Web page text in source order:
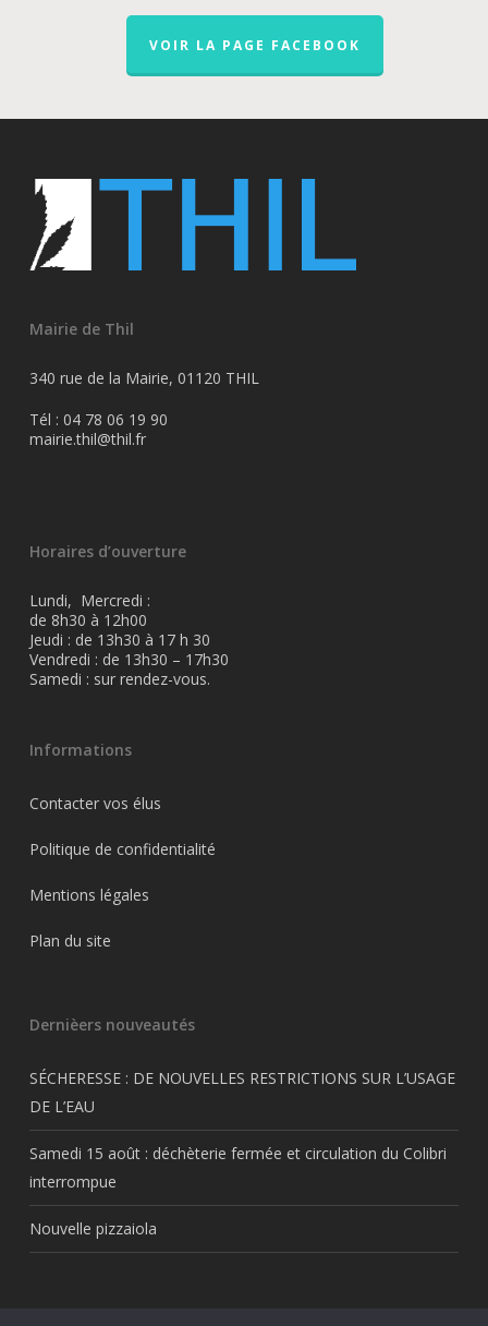
VOIR LA PAGE FACEBOOK
Mairie de Thil
340 rue de la Mairie, 01120 THIL
Tél : 04 78 06 19 90
mairie.thil@thil.fr
Horaires d’ouverture
Lundi, Mercredi :
de 8h30 à 12h00
Jeudi : de 13h30 à 17 h 30
Vendredi : de 13h30 – 17h30
Samedi : sur rendez-vous.
Informations
Contacter vos élus
Politique de confidentialité
Mentions légales
Plan du site
Dernièers nouveautés
SÉCHERESSE : DE NOUVELLES RESTRICTIONS SUR L’USAGE
DE L’EAU
Samedi 15 août : déchèterie fermée et circulation du Colibri
interrompue
Nouvelle pizzaiola